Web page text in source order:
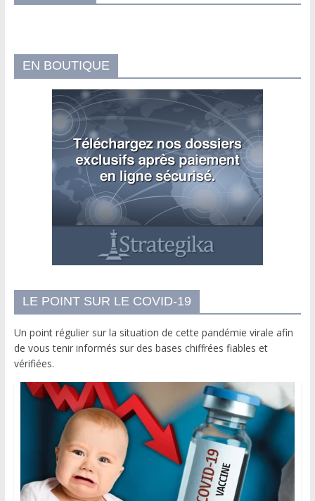
EN BOUTIQUE
LE POINT SUR LE COVID-19
Un point régulier sur la situation de cette pandémie virale afin
de vous tenir informés sur des bases chiffrées fiables et
vérifiées.